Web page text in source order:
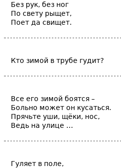
Без рук, без ног
По свету рыщет,
Поет да свищет.
Кто зимой в трубе гудит?
Все его зимой боятся –
Больно может он кусаться.
Прячьте уши, щёки, нос,
Ведь на улице …
Гуляет в поле,